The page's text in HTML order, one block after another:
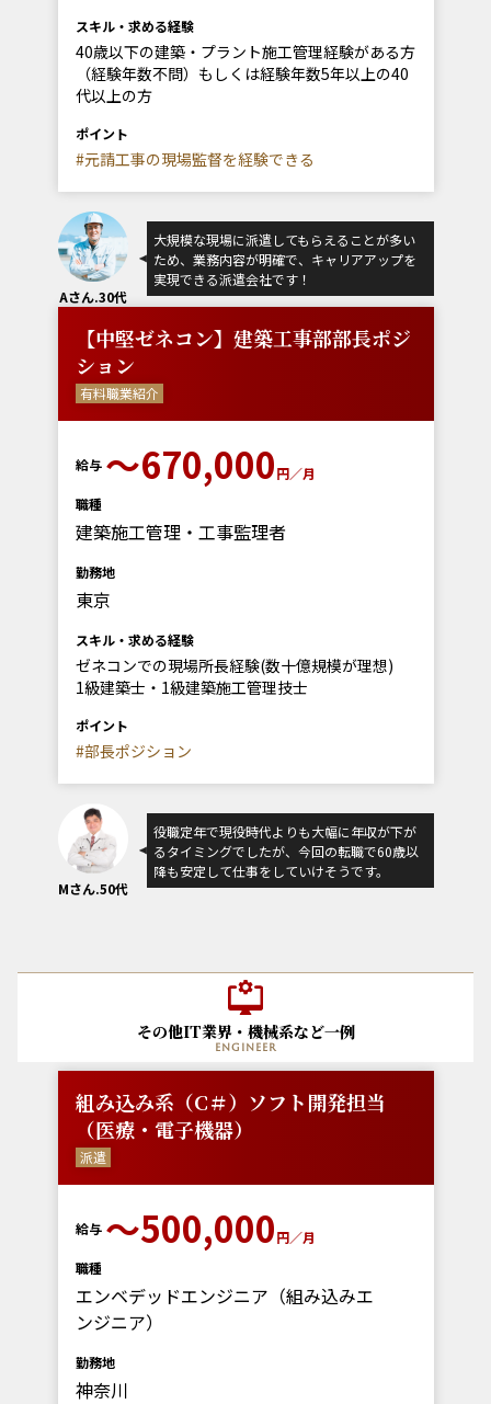
スキル・求める経験
40歳以下の建築・プラント施工管理経験がある方
（経験年数不問）もしくは経験年数5年以上の40
代以上の方
ポイント
#元請工事の現場監督を経験できる
Aさん.30代
大規模な現場に派遣してもらえることが多い
ため、業務内容が明確で、キャリアアップを
実現できる派遣会社です！
【中堅ゼネコン】建築工事部部長ポジ
ション
有料職業紹介
給与 〜670,000円／月
職種
建築施工管理・工事監理者
勤務地
東京
スキル・求める経験
ゼネコンでの現場所長経験(数十億規模が理想)
1級建築士・1級建築施工管理技士
ポイント
#部長ポジション
Mさん.50代
役職定年で現役時代よりも大幅に年収が下が
るタイミングでしたが、今回の転職で60歳以
降も安定して仕事をしていけそうです。
その他IT業界・機械系など一例
engineer
組み込み系（C＃）ソフト開発担当
（医療・電子機器）
派遣
給与 〜500,000円／月
職種
エンベデッドエンジニア（組み込みエ
ンジニア）
勤務地
神奈川